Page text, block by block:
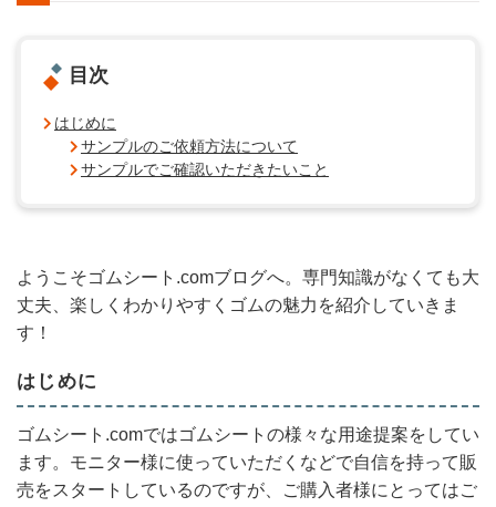
目次
はじめに
サンプルのご依頼方法について
サンプルでご確認いただきたいこと
ようこそゴムシート.comブログへ。専門知識がなくても大
丈夫、楽しくわかりやすくゴムの魅力を紹介していきま
す！
はじめに
ゴムシート.comではゴムシートの様々な用途提案をしてい
ます。モニター様に使っていただくなどで自信を持って販
売をスタートしているのですが、ご購入者様にとってはご